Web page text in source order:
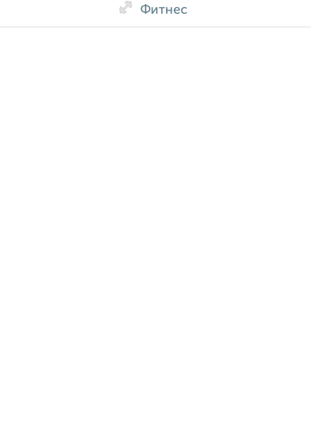
Фитнес